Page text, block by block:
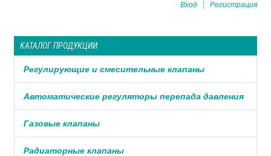
Вход Регистрация
КАТАЛОГ ПРОДУКЦИИ
Регулирующие и смесительные клапаны
Автоматические регуляторы перепада давления
Газовые клапаны
Радиаторные клапаны